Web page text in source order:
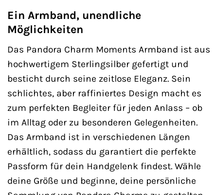
Ein Armband, unendliche
Möglichkeiten
Das Pandora Charm Moments Armband ist aus
hochwertigem Sterlingsilber gefertigt und
besticht durch seine zeitlose Eleganz. Sein
schlichtes, aber raffiniertes Design macht es
zum perfekten Begleiter für jeden Anlass – ob
im Alltag oder zu besonderen Gelegenheiten.
Das Armband ist in verschiedenen Längen
erhältlich, sodass du garantiert die perfekte
Passform für dein Handgelenk findest. Wähle
deine Größe und beginne, deine persönliche